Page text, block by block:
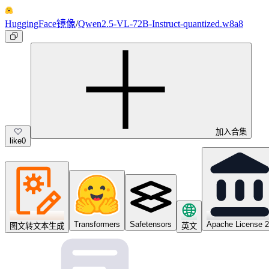
HuggingFace镜像/Qwen2.5-VL-72B-Instruct-quantized.w8a8
like0
加入合集
图文转文本生成 Transformers Safetensors 英文 Apache License